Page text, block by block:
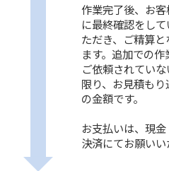
作業完了後、お客
に最終確認をして
ただき、ご精算と
ます。追加での作
ご依頼されていな
限り、お見積もり
の金額です。
お支払いは、現
決済にてお願いい